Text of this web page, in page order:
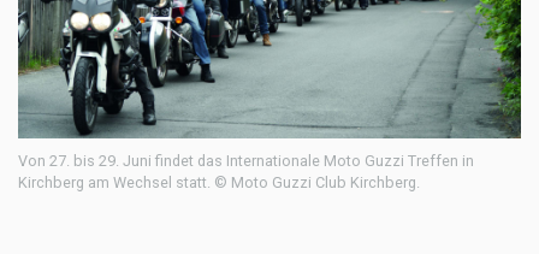
Von 27. bis 29. Juni findet das Internationale Moto Guzzi Treffen in
Kirchberg am Wechsel statt. © Moto Guzzi Club Kirchberg.